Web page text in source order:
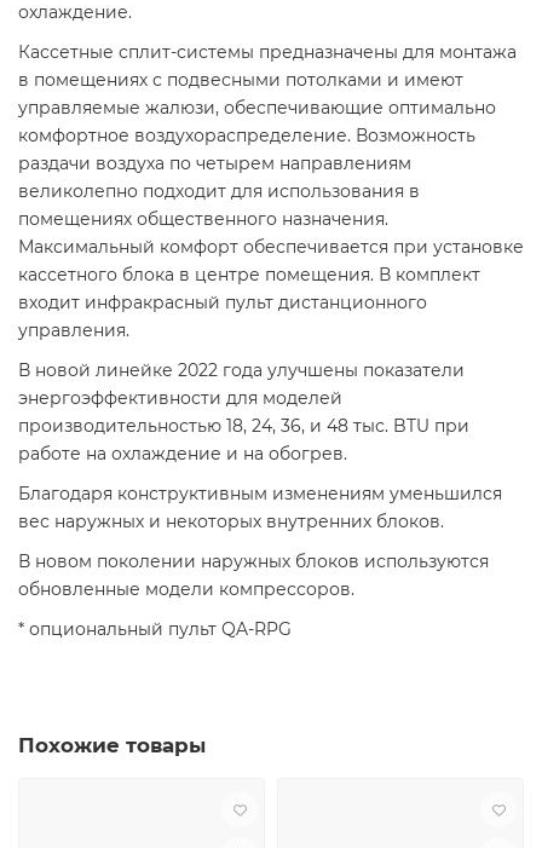
охлаждение.
Кассетные сплит-системы предназначены для монтажа
в помещениях с подвесными потолками и имеют
управляемые жалюзи, обеспечивающие оптимально
комфортное воздухораспределение. Возможность
раздачи воздуха по четырем направлениям
великолепно подходит для использования в
помещениях общественного назначения.
Максимальный комфорт обеспечивается при установке
кассетного блока в центре помещения. В комплект
входит инфракрасный пульт дистанционного
управления.
В новой линейке 2022 года улучшены показатели
энергоэффективности для моделей
производительностью 18, 24, 36, и 48 тыс. BTU при
работе на охлаждение и на обогрев.
Благодаря конструктивным изменениям уменьшился
вес наружных и некоторых внутренних блоков.
В новом поколении наружных блоков используются
обновленные модели компрессоров.
* опциональный пульт QA-RPG
Похожие товары